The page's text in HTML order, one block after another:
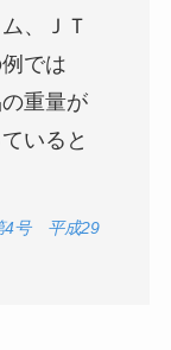
、ＪＴ
では
重量が
いると
4号 平成29